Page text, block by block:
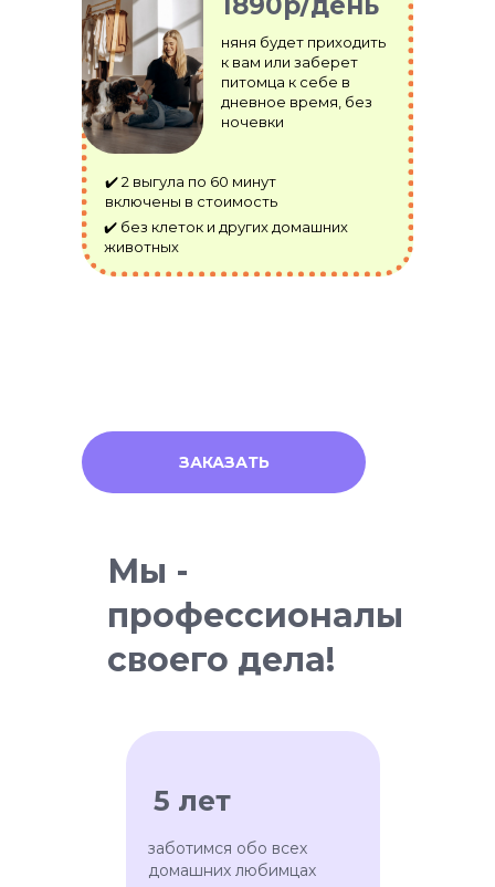
✔️ 2 выгула по 60 минут
включены в стоимость
✔️ без клеток и других домашних
животных
няня будет приходить
к вам или заберет
питомца к себе в
дневное время, без
ночевки
ЗАКАЗАТЬ
5 лет
Мы -
профессионалы
своего дела!
заботимся обо всех
домашних любимцах